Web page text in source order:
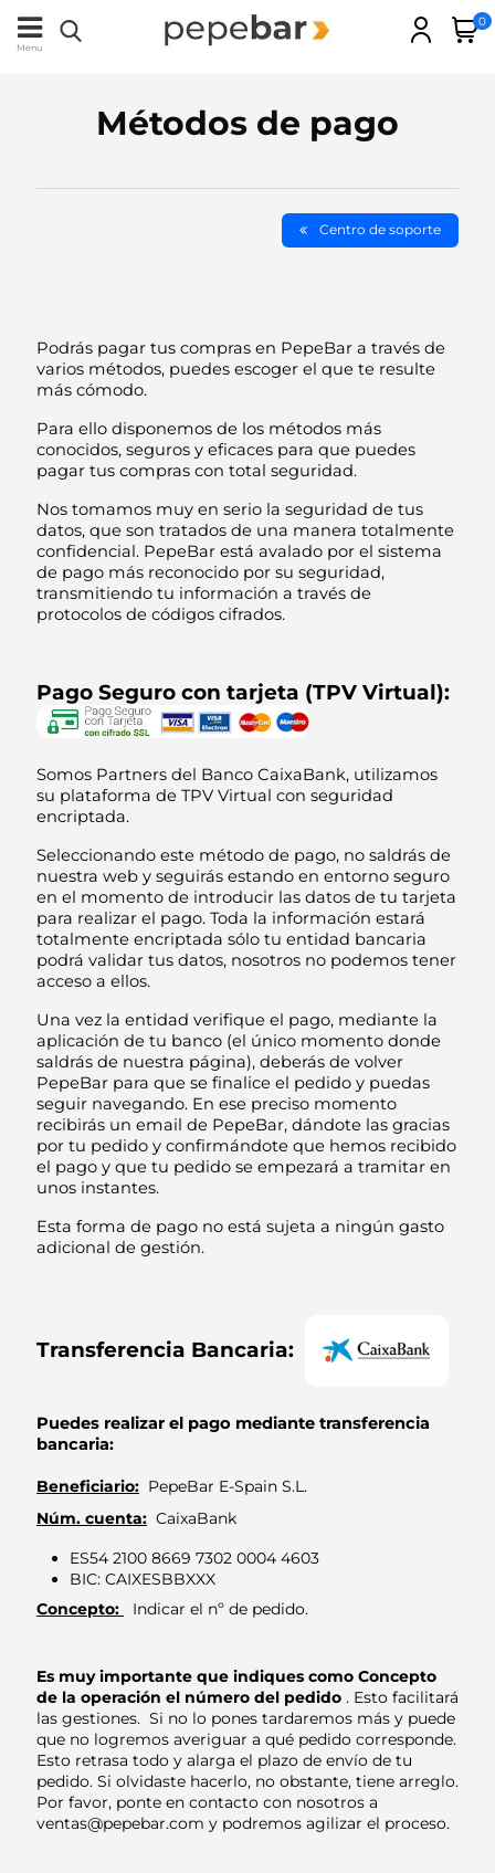
Menu
0
Métodos de pago
Centro de soporte
Podrás pagar tus compras en PepeBar a través de
varios métodos, puedes escoger el que te resulte
más cómodo.
Para ello disponemos de los métodos más
conocidos, seguros y eficaces para que puedes
pagar tus compras con total seguridad.
Nos tomamos muy en serio la seguridad de tus
datos, que son tratados de una manera totalmente
confidencial. PepeBar está avalado por el sistema
de pago más reconocido por su seguridad,
transmitiendo tu información a través de
protocolos de códigos cifrados.
Pago Seguro con tarjeta (TPV Virtual):
Somos Partners del Banco CaixaBank, utilizamos
su plataforma de TPV Virtual con seguridad
encriptada.
Seleccionando este método de pago, no saldrás de
nuestra web y seguirás estando en entorno seguro
en el momento de introducir las datos de tu tarjeta
para realizar el pago. Toda la información estará
totalmente encriptada sólo tu entidad bancaria
podrá validar tus datos, nosotros no podemos tener
acceso a ellos.
Una vez la entidad verifique el pago, mediante la
aplicación de tu banco (el único momento donde
saldrás de nuestra página), deberás de volver
PepeBar para que se finalice el pedido y puedas
seguir navegando. En ese preciso momento
recibirás un email de PepeBar, dándote las gracias
por tu pedido y confirmándote que hemos recibido
el pago y que tu pedido se empezará a tramitar en
unos instantes.
Esta forma de pago no está sujeta a ningún gasto
adicional de gestión.
Transferencia Bancaria:
Puedes realizar el pago mediante transferencia
bancaria:
Beneficiario: PepeBar E-Spain S.L.
Núm. cuenta: CaixaBank
ES54 2100 8669 7302 0004 4603
BIC: CAIXESBBXXX
Concepto:
Indicar el nº de pedido.
Es muy importante que indiques como Concepto
de la operación el número del pedido . Esto facilitará
las gestiones. Si no lo pones tardaremos más y puede
que no logremos averiguar a qué pedido corresponde.
Esto retrasa todo y alarga el plazo de envío de tu
pedido. Si olvidaste hacerlo, no obstante, tiene arreglo.
Por favor, ponte en contacto con nosotros a
ventas@pepebar.com y podremos agilizar el proceso.